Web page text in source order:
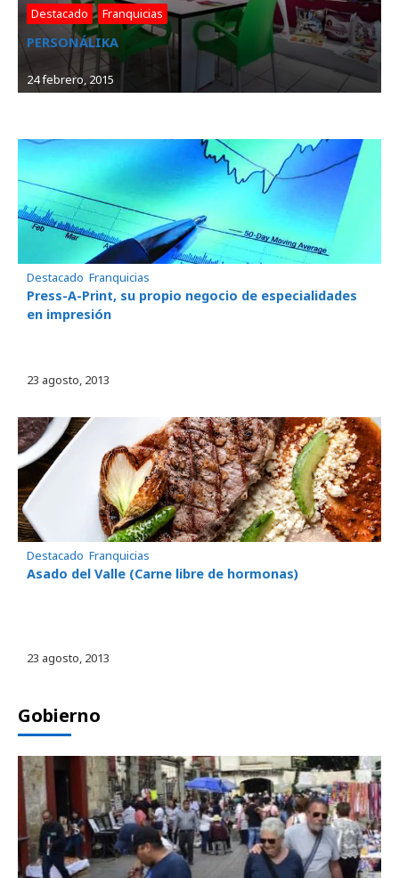
Destacado , Franquicias
PERSONÁLIKA
24 febrero, 2015
Destacado Franquicias
Press-A-Print, su propio negocio de especialidades
en impresión
23 agosto, 2013
Destacado Franquicias
Asado del Valle (Carne libre de hormonas)
23 agosto, 2013
Gobierno